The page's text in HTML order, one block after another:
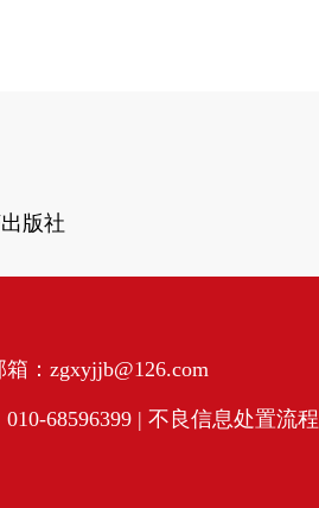
版社
：zgxyjjb@126.com
68596399 | 不良信息处置流程